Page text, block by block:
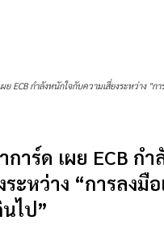
ย ECB กำลังหนักใจกับความเสี่ยงระหว่าง "ก
าร์ด เผย ECB ก
ะหว่าง “การลงมือ
ไป”